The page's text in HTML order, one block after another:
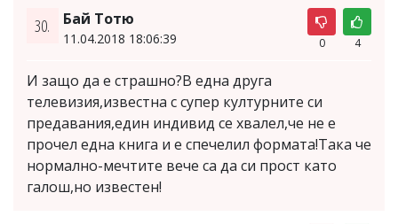
30. Бай Тотю
11.04.2018 18:06:39 0 4
И защо да е страшно?В една друга
телевизия,известна с супер културните си
предавания,един индивид се хвалел,че не е
прочел една книга и е спечелил формата!Така че
нормално-мечтите вече са да си прост като
галош,но известен!